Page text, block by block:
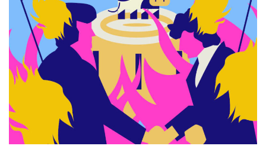
historia de las mujeres
patria contratista
plan del terror
consumo ilustrado
surti impreso